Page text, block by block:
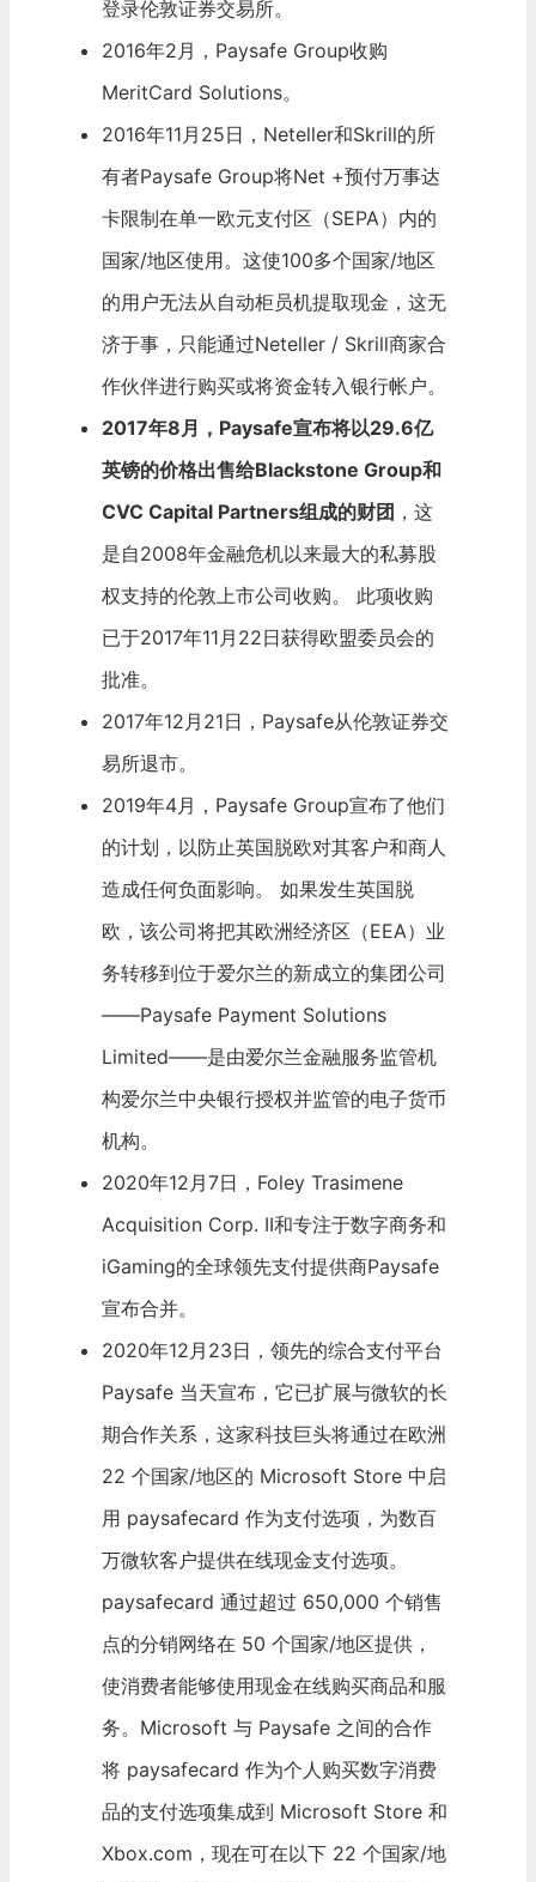
登录伦敦证券交易所。
2016年2月，Paysafe Group收购
MeritCard Solutions。
2016年11月25日，Neteller和Skrill的所
有者Paysafe Group将Net +预付万事达
卡限制在单一欧元支付区（SEPA）内的
国家/地区使用。这使100多个国家/地区
的用户无法从自动柜员机提取现金，这无
济于事，只能通过Neteller / Skrill商家合
作伙伴进行购买或将资金转入银行帐户。
2017年8月，Paysafe宣布将以29.6亿
英镑的价格出售给Blackstone Group和
CVC Capital Partners组成的财团 ，这
是自2008年金融危机以来最大的私募股
权支持的伦敦上市公司收购。 此项收购
已于2017年11月22日获得欧盟委员会的
批准。
2017年12月21日，Paysafe从伦敦证券交
易所退市。
2019年4月，Paysafe Group宣布了他们
的计划，以防止英国脱欧对其客户和商人
造成任何负面影响。 如果发生英国脱
欧，该公司将把其欧洲经济区（EEA）业
务转移到位于爱尔兰的新成立的集团公司
——Paysafe Payment Solutions
Limited——是由爱尔兰金融服务监管机
构爱尔兰中央银行授权并监管的电子货币
机构。
2020年12月7日，Foley Trasimene
Acquisition Corp. II和专注于数字商务和
iGaming的全球领先支付提供商Paysafe
宣布合并。
2020年12月23日，领先的综合支付平台
Paysafe 当天宣布，它已扩展与微软的长
期合作关系，这家科技巨头将通过在欧洲
22 个国家/地区的 Microsoft Store 中启
用 paysafecard 作为支付选项，为数百
万微软客户提供在线现金支付选项。
paysafecard 通过超过 650,000 个销售
点的分销网络在 50 个国家/地区提供，
使消费者能够使用现金在线购买商品和服
务。Microsoft 与 Paysafe 之间的合作
将 paysafecard 作为个人购买数字消费
品的支付选项集成到 Microsoft Store 和
Xbox.com，现在可在以下 22 个国家/地